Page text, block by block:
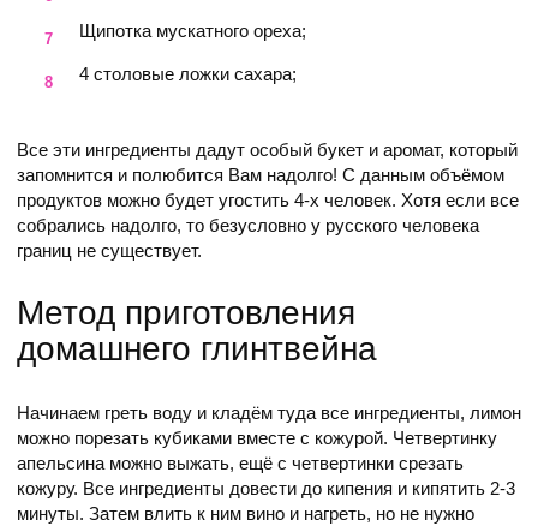
Щипотка мускатного ореха;
4 столовые ложки сахара;
Все эти ингредиенты дадут особый букет и аромат, который
запомнится и полюбится Вам надолго! С данным объёмом
продуктов можно будет угостить 4-х человек. Хотя если все
собрались надолго, то безусловно у русского человека
границ не существует.
Метод приготовления
домашнего глинтвейна
Начинаем греть воду и кладём туда все ингредиенты, лимон
можно порезать кубиками вместе с кожурой. Четвертинку
апельсина можно выжать, ещё с четвертинки срезать
кожуру. Все ингредиенты довести до кипения и кипятить 2-3
минуты. Затем влить к ним вино и нагреть, но не нужно